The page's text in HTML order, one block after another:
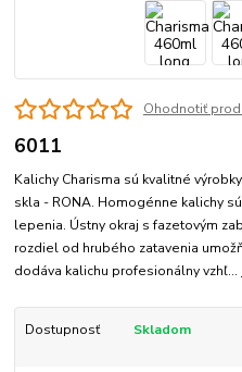
Ohodnotiť
6011
Kalichy Charisma sú kvalitné
skla - RONA. Homogénne kalichy
lepenia. Ústny okraj s fazetovým
rozdiel od hrubého zatavenia
dodáva kalichu profesionálny vzhľ...
Dostupnosť Skladom